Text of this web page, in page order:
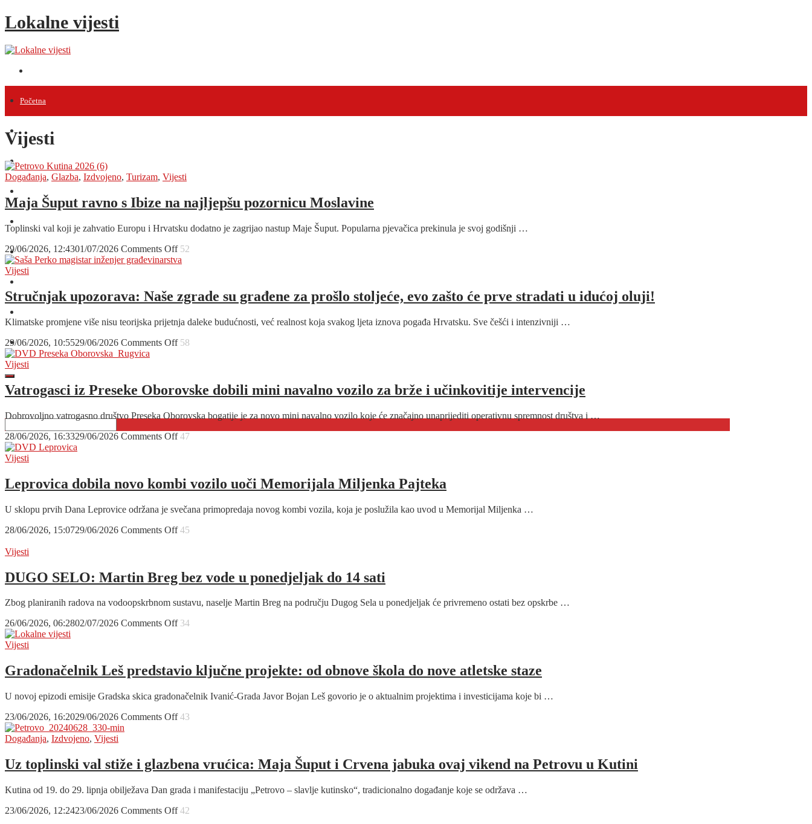
Lokalne vijesti
Početna
Vijesti
Projekti
Razno
Kontakt
Vijesti
Događanja, Glazba, Izdvojeno, Turizam, Vijesti
Maja Šuput ravno s Ibize na najljepšu pozornicu Moslavine
Toplinski val koji je zahvatio Europu i Hrvatsku dodatno je zagrijao nastup Maje Šuput. Popularna pjevačica prekinula je svoj godišnji …
29/06/2026, 12:4301/07/2026 Comments Offon
Maja
Ibize
najljepšu
Moslavine
52
Vijesti
Stručnjak upozorava: Naše zgrade su građene za prošlo stoljeće, evo zašto će prve stradati u idućoj oluji!
Klimatske promjene više nisu teorijska prijetnja daleke budućnosti, već realnost koja svakog ljeta iznova pogađa Hrvatsku. Sve češći i intenzivniji …
29/06/2026, 10:5529/06/2026 Comments Offon
zgrade
su
za
prošlo
stoljeće,
prve
stradati
idućoj
oluji!
58
Vijesti
Vatrogasci iz Preseke Oborovske dobili mini navalno vozilo za brže i učinkovitije intervencije
Dobrovoljno vatrogasno društvo Preseka Oborovska bogatije je za novo mini navalno vozilo koje će značajno unaprijediti operativnu spremnost društva i …
28/06/2026, 16:3329/06/2026 Comments Offon
Oborovske
dobili
navalno
za
intervencije
47
Vijesti
Leprovica dobila novo kombi vozilo uoči Memorijala Miljenka Pajteka
U sklopu prvih Dana Leprovice održana je svečana primopredaja novog kombi vozila, koja je poslužila kao uvod u Memorijal Miljenka …
28/06/2026, 15:0729/06/2026 Comments Offon
kombi
vozilo
Memorijala
Pajteka
45
Vijesti
DUGO SELO: Martin Breg bez vode u ponedjeljak do 14 sati
Zbog planiranih radova na vodoopskrbnom sustavu, naselje Martin Breg na području Dugog Sela u ponedjeljak će privremeno ostati bez opskrbe …
26/06/2026, 06:2802/07/2026 Comments Offon
Breg
bez
u
do
34
Vijesti
Gradonačelnik Leš predstavio ključne projekte: od obnove škola do nove atletske staze
U novoj epizodi emisije Gradska skica gradonačelnik Ivanić-Grada Javor Bojan Leš govorio je o aktualnim projektima i investicijama koje bi …
23/06/2026, 16:2029/06/2026 Comments Offon
projekte:
obnove
do
43
Događanja, Izdvojeno, Vijesti
Uz toplinski val stiže i glazbena vrućica: Maja Šuput i Crvena jabuka ovaj vikend na Petrovu u Kutini
Kutina od 19. do 29. lipnja obilježava Dan grada i manifestaciju „Petrovo – slavlje kutinsko“, tradicionalno događanje koje se održava …
23/06/2026, 12:2423/06/2026 Comments Offon
42